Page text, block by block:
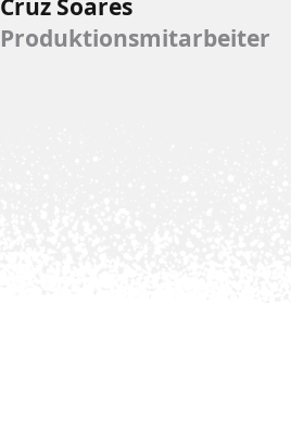
Cruz Soares
Produktionsmitarbeiter